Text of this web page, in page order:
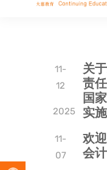
11-
12
2025
关
责
国
实
11-
07
欢
会